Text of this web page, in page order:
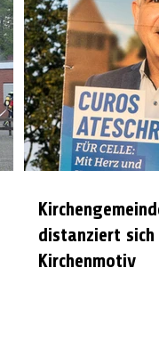
distanziert sich
Kirchenmotiv